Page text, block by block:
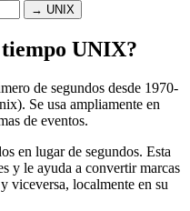
→ UNIX
tiempo UNIX?
de segundos desde 1970-
Se usa ampliamente en
de eventos.
en lugar de segundos. Esta
y le ayuda a convertir marcas
viceversa, localmente en su